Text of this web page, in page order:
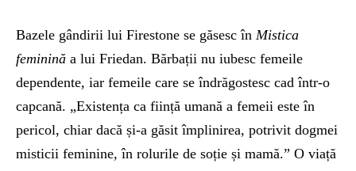
Bazele gândirii lui Firestone se găsesc în Mistica
feminină a lui Friedan. Bărbații nu iubesc femeile
dependente, iar femeile care se îndrăgostesc cad într-o
capcană. „Existența ca ființă umană a femeii este în
pericol, chiar dacă și-a găsit împlinirea, potrivit dogmei
misticii feminine, în rolurile de soție și mamă.” O viață